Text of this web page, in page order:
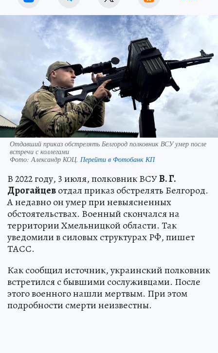
Отдавший приказ обстрелять Белгород полковник ВСУ умер после
встречи с коллегами
Фото:Александр КОЦ. Перейти в Фотобанк КП
В 2022 году, 3 июля, полковник ВСУВ. Г.
Дрогайцевотдал приказ обстрелять Белгород.
А недавно он умер при невыясненных
обстоятельствах. Военный скончался на
территории Хмельницкой области. Так
уведомили в силовых структурах РФ, пишет
ТАСС.
Как сообщил источник, украинский полковник
встретился с бывшими сослуживцами. После
этого военного нашли мертвым. При этом
подробности смерти неизвестны.